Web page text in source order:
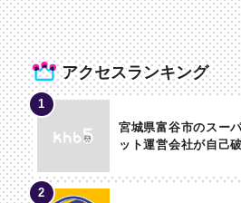
アクセスランキング
宮城県富谷市のスー
ット運営会社が自己